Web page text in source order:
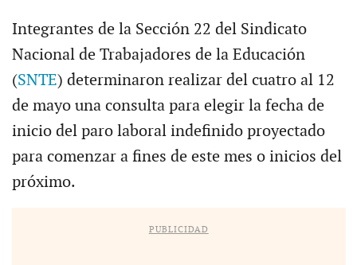
Integrantes de la Sección 22 del Sindicato
Nacional de Trabajadores de la Educación
(SNTE) determinaron realizar del cuatro al 12
de mayo una consulta para elegir la fecha de
inicio del paro laboral indefinido proyectado
para comenzar a fines de este mes o inicios del
próximo.
PUBLICIDAD